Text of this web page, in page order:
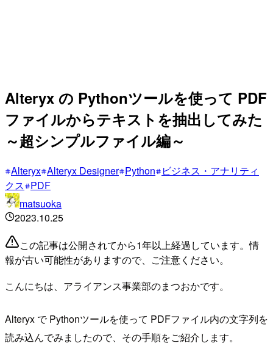
Alteryx の Pythonツールを使って PDF
ファイルからテキストを抽出してみた
～超シンプルファイル編～
Alteryx Alteryx Designer Python
ビジネス・アナリティ
クス PDF
matsuoka
2023.10.25
この記事は公開されてから1年以上経過しています。情
報が古い可能性がありますので、ご注意ください。
こんにちは、アライアンス事業部のまつおかです。
Alteryx で Pythonツールを使って PDFファイル内の文字列を
読み込んでみましたので、その手順をご紹介します。